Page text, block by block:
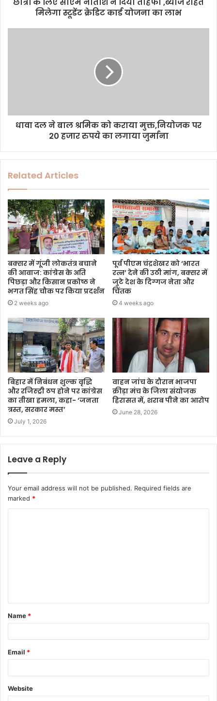
छात्रों के लिए सीएम नीतीश ने दिया तोहफा ,ब्याज रहित
मिलेगा स्टूडेंट क्रेडिट कार्ड योजना का लाभ
धावा दल ने बाल श्रमिक को कराया मुक्त,नियोजक पर
20 हजार रुपये का लगाया जुर्माना
Related Articles
बक्सर में गूंजी लोकतंत्र बचाने
की आवाज: कांग्रेस के अति
पिछड़ा और किसान प्रकोष्ठ ने
भगत सिंह चौक पर किया प्रदर्शन
2 weeks ago
पूर्व पीएम चंद्रशेखर को ‘भारत
रत्न’ देने की उठी मांग, बक्सर में
जुटे देश के दिग्गज नेता और
चिंतक
4 weeks ago
​बिहार में निबंधन शुल्क वृद्धि
और रजिस्ट्री ठप होने पर कांग्रेस
का तीखा हमला, कहा- ‘जनता
त्रस्त, सरकार मस्त’
July 1, 2026
वाहन जांच के दौरान भाजपा
क्रीड़ा मंच के जिला संयोजक
हिरासत में, शराब पीने का आरोप
June 28, 2026
Leave a Reply
Your email address will not be published. Required fields are
marked *
Name *
Email *
Website